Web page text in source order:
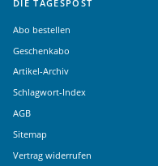
DIE TAGESPOST
Abo bestellen
Geschenkabo
Artikel-Archiv
Schlagwort-Index
AGB
Sitemap
Vertrag widerrufen